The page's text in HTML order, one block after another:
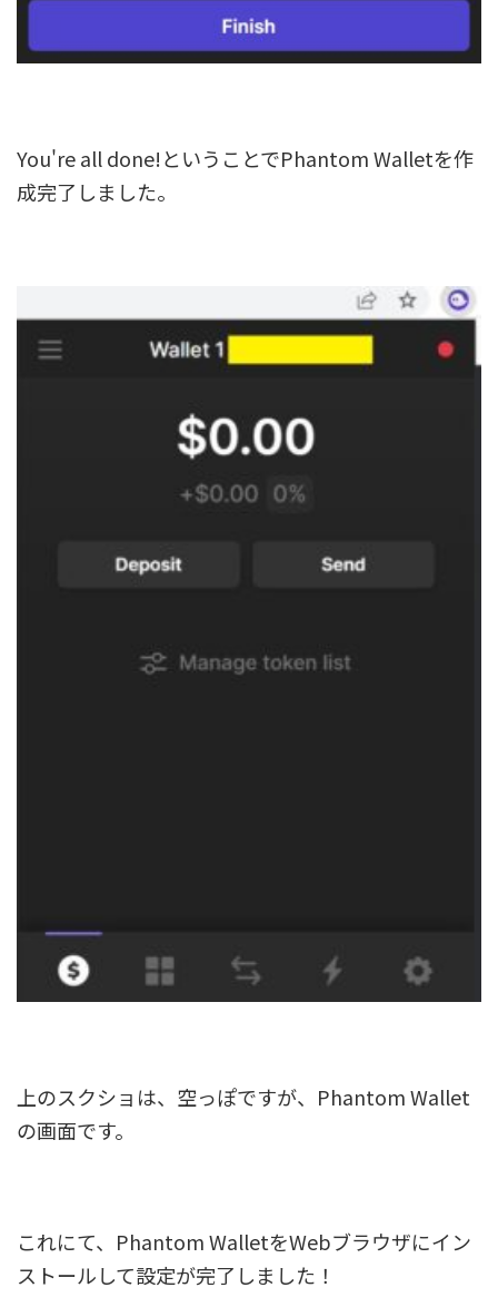
You're all done!ということでPhantom Walletを作
成完了しました。
上のスクショは、空っぽですが、Phantom Wallet
の画面です。
これにて、Phantom WalletをWebブラウザにイン
ストールして設定が完了しました！